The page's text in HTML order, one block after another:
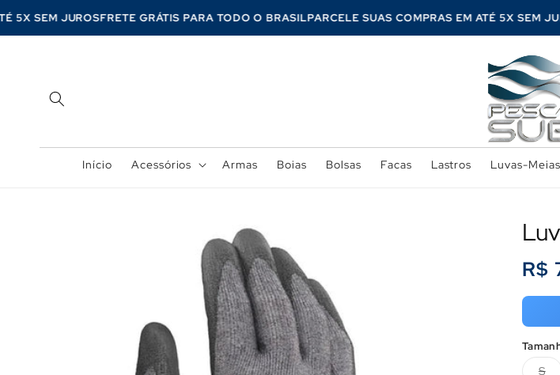
para o
conteúdo
5X SEM JUROSFRETE GRÁTIS PARA TODO O BRASILPARCELE SUAS COMPRAS EM ATÉ 5X SEM
Início Acessórios Armas Boias Bolsas Facas Lastros Luvas-Meias
R$
S